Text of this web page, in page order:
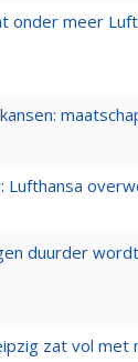
meer
Lufthansa
duurder
zat vol met